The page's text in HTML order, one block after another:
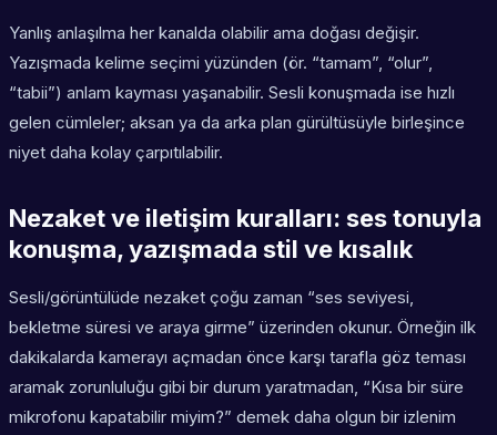
Yanlış anlaşılma her kanalda olabilir ama doğası değişir.
Yazışmada kelime seçimi yüzünden (ör. “tamam”, “olur”,
“tabii”) anlam kayması yaşanabilir. Sesli konuşmada ise hızlı
gelen cümleler; aksan ya da arka plan gürültüsüyle birleşince
niyet daha kolay çarpıtılabilir.
Nezaket ve iletişim kuralları: ses tonuyla
konuşma, yazışmada stil ve kısalık
Sesli/görüntülüde nezaket çoğu zaman “ses seviyesi,
bekletme süresi ve araya girme” üzerinden okunur. Örneğin ilk
dakikalarda kamerayı açmadan önce karşı tarafla göz teması
aramak zorunluluğu gibi bir durum yaratmadan, “Kısa bir süre
mikrofonu kapatabilir miyim?” demek daha olgun bir izlenim